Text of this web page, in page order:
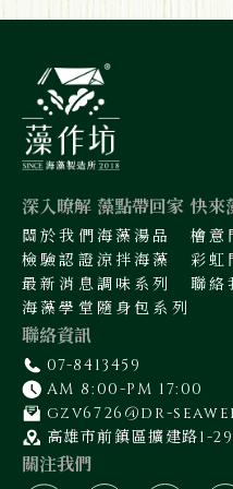
深入暸解
關於我們
檢驗認證
最新消息
海藻學堂
藻點帶回家
海藻湯品
涼拌海藻
調味系列
隨身包系列
快來
檜意
彩虹
聯絡
聯絡資訊
07-8413459
AM 8:00-PM 17:00
gzv6726@dr-
高雄市前鎮區擴建路1-
關注我們